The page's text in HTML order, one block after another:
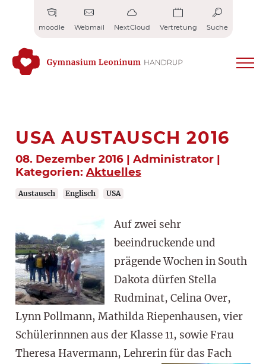
moodle Webmail NextCloud Vertretung Suche
USA AUSTAUSCH 2016
08. Dezember 2016 | Administrator |
Kategorien: Aktuelles
Austausch Englisch USA
Auf zwei sehr
beeindruckende und
prägende Wochen in South
Dakota dürfen Stella
Rudminat, Celina Over,
Lynn Pollmann, Mathilda Riepenhausen, vier
Schülerinnnen aus der Klasse 11, sowie Frau
Theresa Havermann, Lehrerin für das Fach